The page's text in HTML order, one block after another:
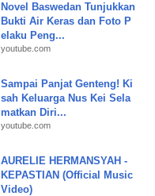
Novel Baswedan Tunjukkan
Bukti Air Keras dan Foto P
elaku Peng...
youtube.com
Sampai Panjat Genteng! Ki
sah Keluarga Nus Kei Sela
matkan Diri...
youtube.com
AURELIE HERMANSYAH -
KEPASTIAN (Official Music
Video)